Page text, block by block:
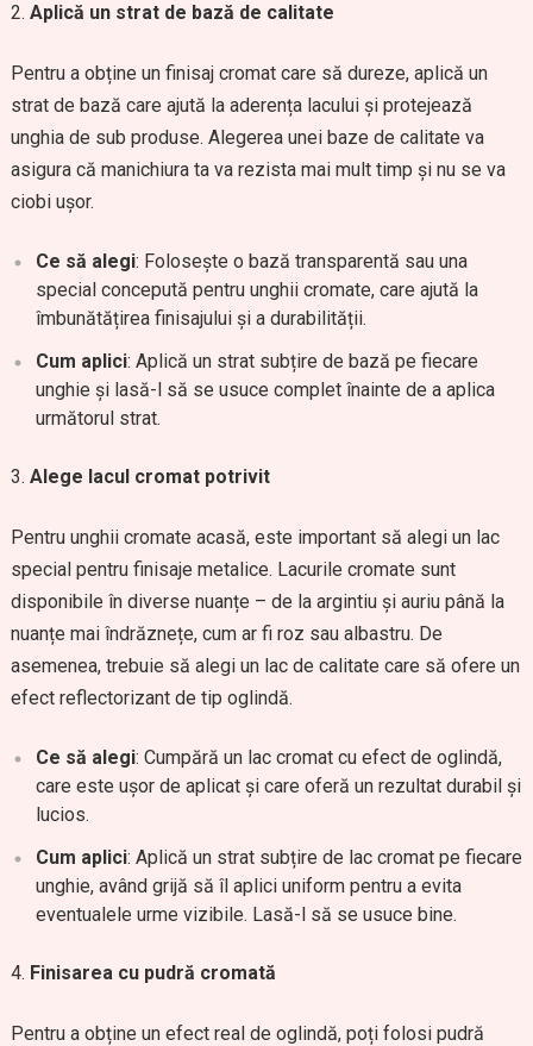
Aplică un strat de bază de calitate
Pentru a obține un finisaj cromat care să dureze, aplică un
strat de bază care ajută la aderența lacului și protejează
unghia de sub produse. Alegerea unei baze de calitate va
asigura că manichiura ta va rezista mai mult timp și nu se va
ciobi ușor.
Ce să alegi: Folosește o bază transparentă sau una
special concepută pentru unghii cromate, care ajută la
îmbunătățirea finisajului și a durabilității.
Cum aplici: Aplică un strat subțire de bază pe fiecare
unghie și lasă-l să se usuce complet înainte de a aplica
următorul strat.
Alege lacul cromat potrivit
Pentru unghii cromate acasă, este important să alegi un lac
special pentru finisaje metalice. Lacurile cromate sunt
disponibile în diverse nuanțe – de la argintiu și auriu până la
nuanțe mai îndrăznețe, cum ar fi roz sau albastru. De
asemenea, trebuie să alegi un lac de calitate care să ofere un
efect reflectorizant de tip oglindă.
Ce să alegi: Cumpără un lac cromat cu efect de oglindă,
care este ușor de aplicat și care oferă un rezultat durabil și
lucios.
Cum aplici: Aplică un strat subțire de lac cromat pe fiecare
unghie, având grijă să îl aplici uniform pentru a evita
eventualele urme vizibile. Lasă-l să se usuce bine.
Finisarea cu pudră cromată
Pentru a obține un efect real de oglindă, poți folosi pudră